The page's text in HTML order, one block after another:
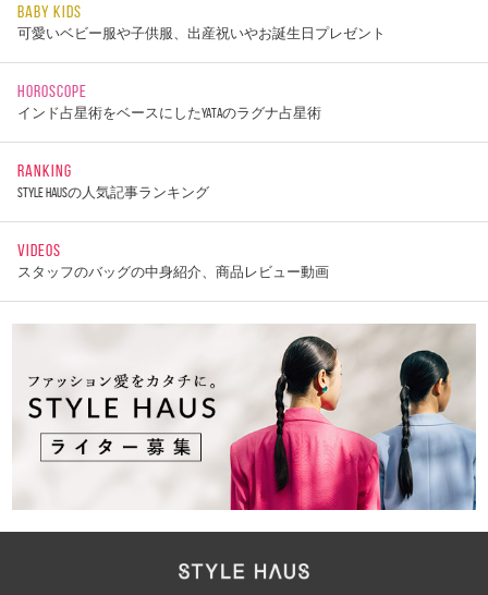
BABY KIDS
可愛いベビー服や子供服、出産祝いやお誕生日プレゼント
HOROSCOPE
インド占星術をベースにしたYATAのラグナ占星術
RANKING
STYLE HAUSの人気記事ランキング
VIDEOS
スタッフのバッグの中身紹介、商品レビュー動画